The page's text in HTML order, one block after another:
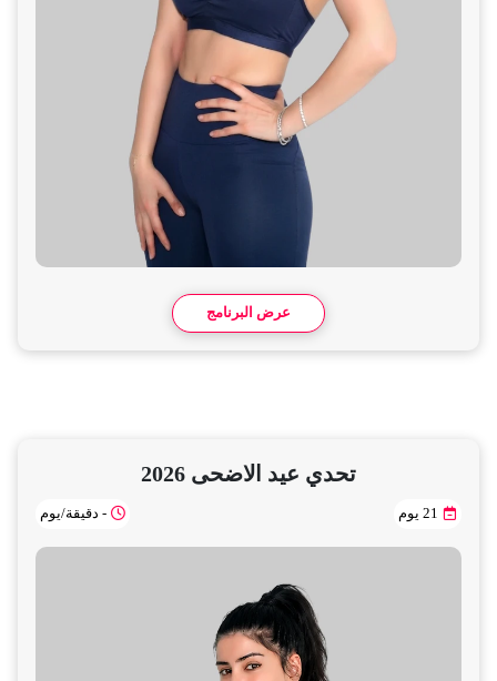
عرض البرنامج
تحدي عيد الاضحى 2026
21 يوم - دقيقة/يوم